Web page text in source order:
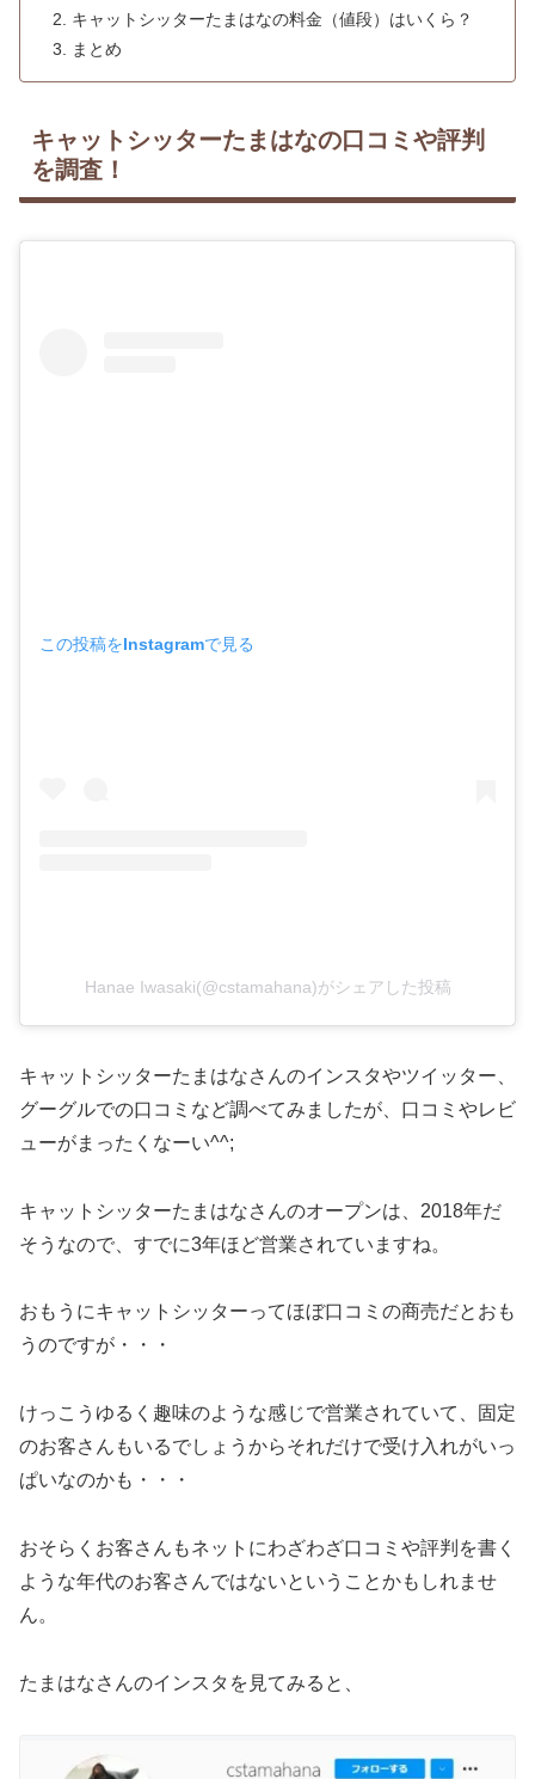
キャットシッターたまはなの料金（値段）はいくら？
まとめ
キャットシッターたまはなの口コミや評判
を調査！
この投稿をInstagramで見る
Hanae Iwasaki(@cstamahana)がシェアした投稿
キャットシッターたまはなさんのインスタやツイッター、
グーグルでの口コミなど調べてみましたが、口コミやレビ
ューがまったくなーい^^;
キャットシッターたまはなさんのオープンは、2018年だ
そうなので、すでに3年ほど営業されていますね。
おもうにキャットシッターってほぼ口コミの商売だとおも
うのですが・・・
けっこうゆるく趣味のような感じで営業されていて、固定
のお客さんもいるでしょうからそれだけで受け入れがいっ
ぱいなのかも・・・
おそらくお客さんもネットにわざわざ口コミや評判を書く
ような年代のお客さんではないということかもしれませ
ん。
たまはなさんのインスタを見てみると、